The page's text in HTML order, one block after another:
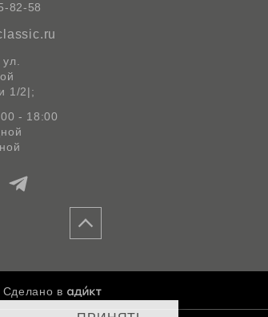
82-58
1/2|;
- 18:00
Мы
Сделано в